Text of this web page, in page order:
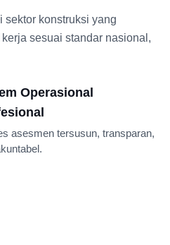
sektor konstruksi yang
sesuai standar nasional,
Operasional
asesmen tersusun, transparan,